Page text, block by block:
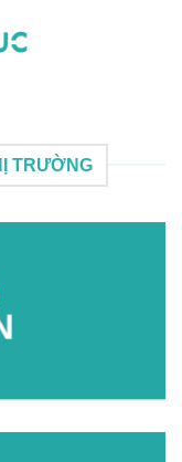
TRƯỜNG